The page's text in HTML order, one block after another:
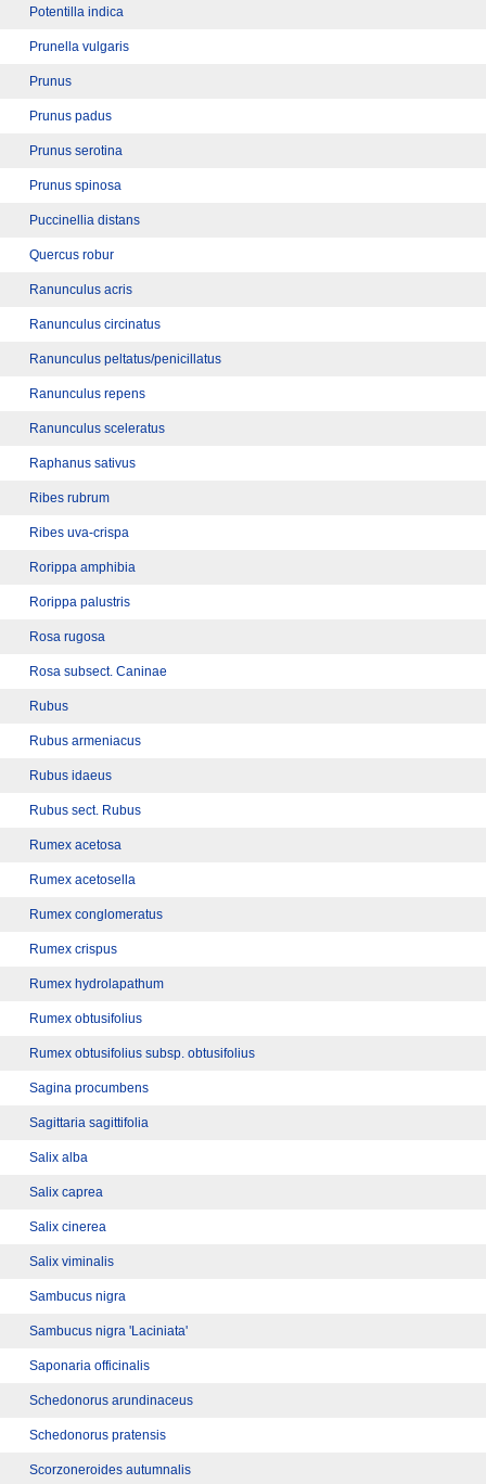
Potentilla indica
Prunella vulgaris
Prunus
Prunus padus
Prunus serotina
Prunus spinosa
Puccinellia distans
Quercus robur
Ranunculus acris
Ranunculus circinatus
Ranunculus peltatus/penicillatus
Ranunculus repens
Ranunculus sceleratus
Raphanus sativus
Ribes rubrum
Ribes uva-crispa
Rorippa amphibia
Rorippa palustris
Rosa rugosa
Rosa subsect. Caninae
Rubus
Rubus armeniacus
Rubus idaeus
Rubus sect. Rubus
Rumex acetosa
Rumex acetosella
Rumex conglomeratus
Rumex crispus
Rumex hydrolapathum
Rumex obtusifolius
Rumex obtusifolius subsp. obtusifolius
Sagina procumbens
Sagittaria sagittifolia
Salix alba
Salix caprea
Salix cinerea
Salix viminalis
Sambucus nigra
Sambucus nigra 'Laciniata'
Saponaria officinalis
Schedonorus arundinaceus
Schedonorus pratensis
Scorzoneroides autumnalis